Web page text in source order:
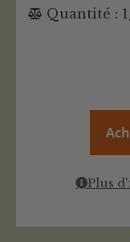
Quantité :
Plus